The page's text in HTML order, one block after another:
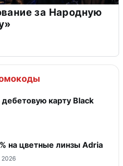
за Народную
карту Black
на цветные линзы Adria
2026